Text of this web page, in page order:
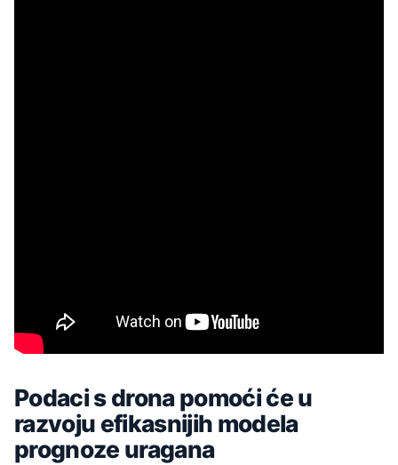
Podaci s drona pomoći će u
razvoju efikasnijih modela
prognoze uragana